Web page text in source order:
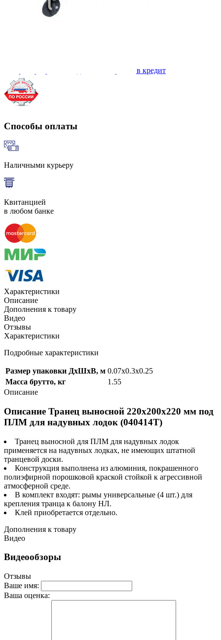
Купить в кредит
Способы оплаты
Наличными курьеру
Квитанцией
в любом банке
Характеристики
Описание
Дополнения к товару
Видео
Отзывы
Характеристики
Подробные характеристики
Размер упаковки ДхШхВ, м 0.07x0.3x0.25
Масса брутто, кг
1.55
Описание
Описание Транец выносной 220х200х220 мм под
ПЛМ для надувных лодок (040414Т)
Транец выносной для ПЛМ для надувных лодок
применяется на надувных лодках, не имеющих штатной
транцевой доски.
Конструкция выполнена из алюминия, покрашенного
полиэфирной порошковой краской стойкой к агрессивной
атмосферной среде.
В комплект входят: рымы универсальные (4 шт.) для
крепления транца к балону НЛ.
Клей приобретается отдельно.
Дополнения к товару
Видео
Видеообзоры
Отзывы
Ваше имя:
Ваша оценка: